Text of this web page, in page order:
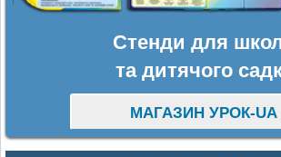
Стенди для
та дитячого
МАГАЗИН УРОК-UA